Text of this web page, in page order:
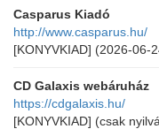
Casparus Kiadó
http://www.casparus.hu/
[KONYVKIAD] (2026-06-
CD Galaxis webáruház
https://cdgalaxis.hu/
[KONYVKIAD] (csak